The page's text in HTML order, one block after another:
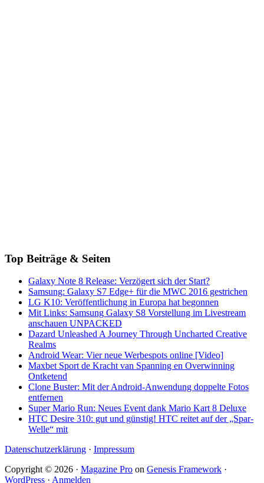
Top Beiträge & Seiten
Galaxy Note 8 Release: Verzögert sich der Start?
Samsung: Galaxy S7 Edge+ für die MWC 2016 gestrichen
LG K10: Veröffentlichung in Europa hat begonnen
Mit Links: Samsung Galaxy S8 Vorstellung im Livestream
anschauen UNPACKED
Dazard Unleashed A Journey Through Uncharted Creative
Realms
Android Wear: Vier neue Werbespots online [Video]
Maxbet Sport de Kracht van Spanning en Overwinning
Ontketend
Clone Buster: Mit der Android-Anwendung doppelte Fotos
entfernen
Super Mario Run: Neues Event dank Mario Kart 8 Deluxe
HTC Desire 310: gut und günstig! HTC reitet auf der „Spar-
Welle“ mit
Datenschutzerklärung · Impressum
Copyright © 2026 · Magazine Pro on Genesis Framework ·
WordPress · Anmelden